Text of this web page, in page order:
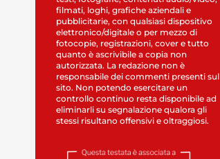
filmati, loghi, grafiche aziendali e
pubblicitarie, con qualsiasi dispositivo
elettronico/digitale o per mezzo di
fotocopie, registrazioni, cover e tutto
quanto è ascrivibile a copia non
autorizzata. La redazione non è
responsabile dei commenti presenti sul
sito. Non potendo esercitare un
controllo continuo resta disponibile ad
eliminarli su segnalazione qualora gli
stessi risultano offensivi e oltraggiosi.